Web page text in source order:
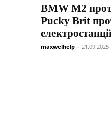
BMW M2
Pucky Brit
maxwelhelp - 21.09.2025